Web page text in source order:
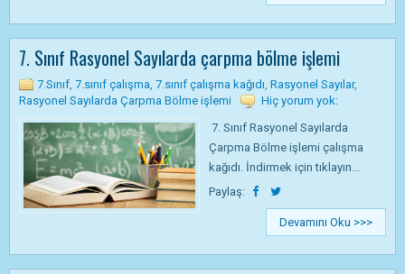
7. Sınıf Rasyonel Sayılarda çarpma bölme işlemi
7.Sınıf, 7.sınıf çalışma, 7.sınıf çalışma kağıdı, Rasyonel Sayılar,
Rasyonel Sayılarda Çarpma Bölme işlemi
Hiç yorum yok:
7. Sınıf Rasyonel Sayılarda
Çarpma Bölme işlemi çalışma
kağıdı. İndirmek için tıklayın...
Paylaş:
Devamını Oku >>>